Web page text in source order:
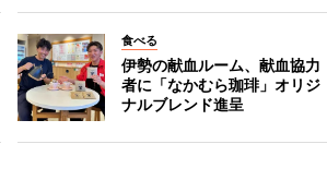
食べる
伊勢の献血ルーム、献血協力
者に「なかむら珈琲」オリジ
ナルブレンド進呈